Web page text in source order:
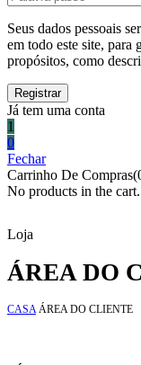
Seus dados pessoais
em todo este site, para
propósitos, como
Já tem uma conta
1
0
Fechar
Carrinho De
No products in the cart.
Loja
ÁREA DO
CASA ÁREA DO CLIENTE